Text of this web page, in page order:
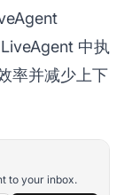
中执
率并减少上下
to your inbox.